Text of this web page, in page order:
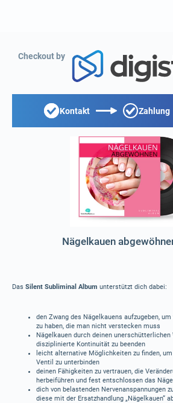
Checkout by
Kontakt Zahlung
Nägelkauen
Das Silent Subliminal Album unterstützt dich dabei:
den Zwang des Nägelkauens aufzugeben,
zu haben, die man nicht verstecken muss
Nägelkauen durch deinen unerschütterlichen
disziplinierte Kontinuität zu beenden
leicht alternative Möglichkeiten zu finden,
Ventil zu unterbinden
deinen Fähigkeiten zu vertrauen, die
herbeiführen und fest entschlossen das
dich von belastenden Nervenanspannungen
diese mit der Ersatzhandlung „Nägelkauen“